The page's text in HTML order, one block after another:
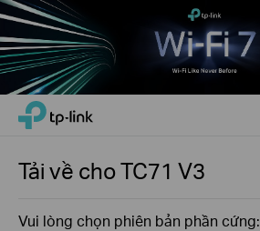
Click
the
navigation
TP-Link, Reliably Smart
Tải về choTC71 V3
Vui lòng chọn phiên bản phần cứng: